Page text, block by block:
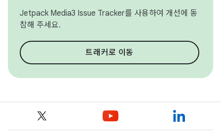
Jetpack Media3 Issue Tracker를 사용하여 개선에 동
참해 주세요.
트래커로 이동